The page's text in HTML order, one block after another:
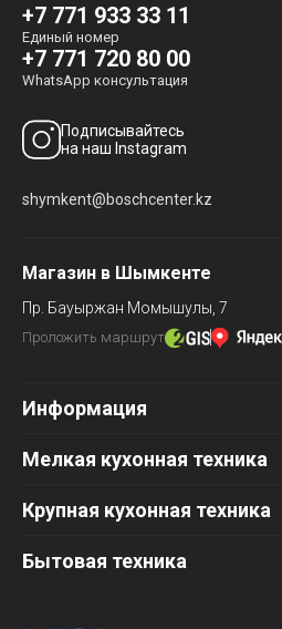
+7 771 933 33 11
Единый номер
+7 771 720 80 00
WhatsApp консультация
Подписывайтесь
на наш Instagram
shymkent@boschcenter.kz
Магазин в Шымкенте
Пр. Бауыржан Момышулы, 7
Проложить маршрут
Информация
Мелкая кухонная техника
Крупная кухонная техника
Бытовая техника